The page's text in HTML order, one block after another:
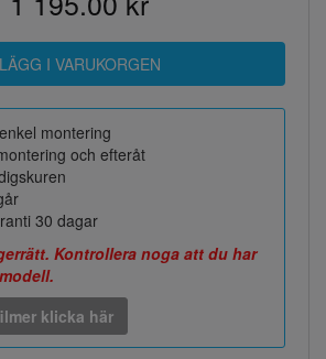
montering
och efteråt
30 dagar
Kontrollera noga att du har
klicka här